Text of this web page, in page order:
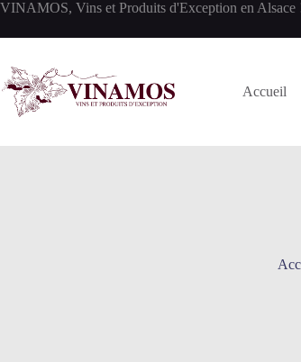
Passer
contenu
VINAMOS, Vins et Produits d'Exception en Alsace
Accueil